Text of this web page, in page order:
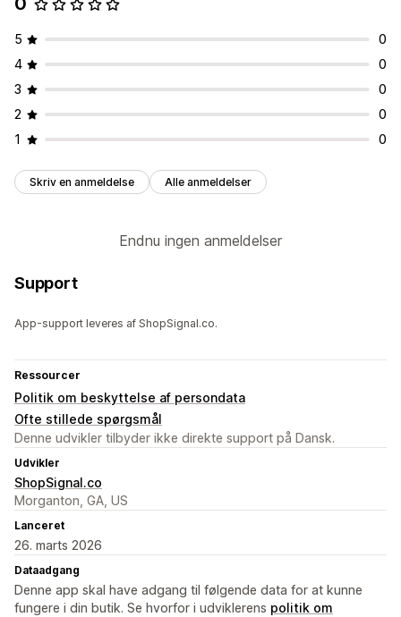
5
0
4
0
3
0
2
0
1
0
Skriv en anmeldelse Alle anmeldelser
Endnu ingen anmeldelser
Support
App-support leveres af ShopSignal.co.
Ressourcer
Politik om beskyttelse af persondata
Ofte stillede spørgsmål
Denne udvikler tilbyder ikke direkte support på Dansk.
Udvikler
ShopSignal.co
Morganton, GA, US
Lanceret
26. marts 2026
Dataadgang
Denne app skal have adgang til følgende data for at kunne
fungere i din butik. Se hvorfor i udviklerens politik om